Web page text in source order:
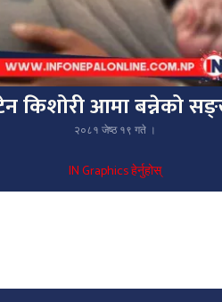
किशोरी आमा बन्नेको
२०८१ जेष्ठ १९ गते ।
IN Graphics हेर्नुहोस्